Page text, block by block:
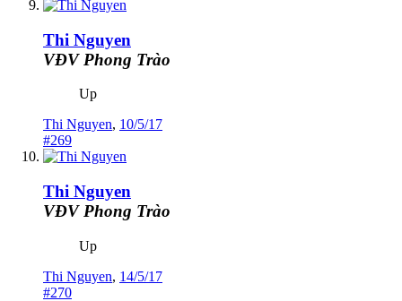
Thi Nguyen
VĐV Phong Trào
Up
Thi Nguyen, 10/5/17
#269
Thi Nguyen
VĐV Phong Trào
Up
Thi Nguyen, 14/5/17
#270